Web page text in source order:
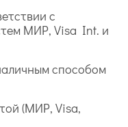
с
МИР, Visa Int. и
способом
(МИР, Visa,